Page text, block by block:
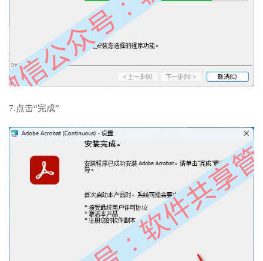
7.点击“完成”